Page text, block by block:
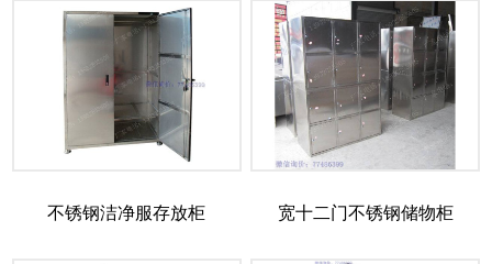
不锈钢洁净服存放柜 宽十二门不锈钢储物柜